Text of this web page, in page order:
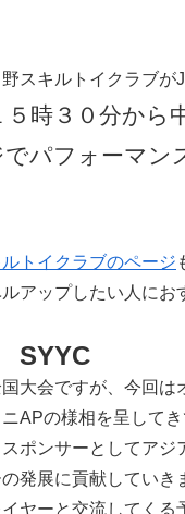
スキルトイクラブが
５時３０分から
パフォーマン
トイクラブのページ
アップしたい人にお
SYYC
大会ですが、今回は
APの様相を呈して
ポンサーとしてアジ
発展に貢献していき
ヤーと交流してくる